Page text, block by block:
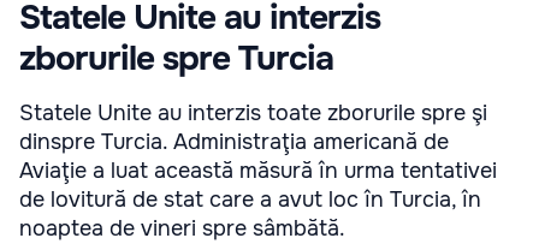
Statele Unite au interzis
zborurile spre Turcia
Statele Unite au interzis toate zborurile spre şi
dinspre Turcia. Administraţia americană de
Aviaţie a luat această măsură în urma tentativei
de lovitură de stat care a avut loc în Turcia, în
noaptea de vineri spre sâmbătă.